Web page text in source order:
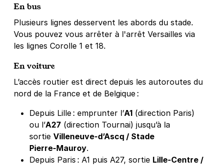
En bus
Plusieurs lignes desservent les abords du stade.
Vous pouvez vous arrêter à l'arrêt Versailles via
les lignes Corolle 1 et 18.
En voiture
L’accès routier est direct depuis les autoroutes du
nord de la France et de Belgique :
Depuis Lille : emprunter l’A1 (direction Paris)
ou l’A27 (direction Tournai) jusqu’à la
sortie Villeneuve‑d’Ascq / Stade
Pierre‑Mauroy.
Depuis Paris : A1 puis A27, sortie Lille‑Centre /